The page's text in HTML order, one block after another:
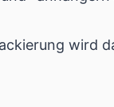
wird